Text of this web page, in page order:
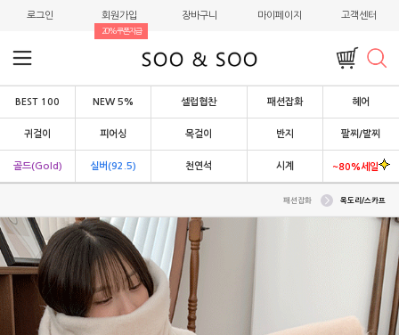
로그인 회원가입
20%쿠폰지급
장바구니 마이페이지 고객센터
BEST 100 NEW 5% 셀럽협찬 패션잡화 헤어
귀걸이 피어싱 목걸이 반지 팔찌/발찌
골드(Gold) 실버(92.5) 천연석 시계 ~80%세일
패션잡화 목도리/스카프